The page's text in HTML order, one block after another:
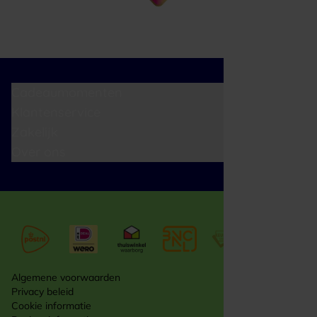
Algemene voorwaarden
Privacy beleid
Cookie informatie